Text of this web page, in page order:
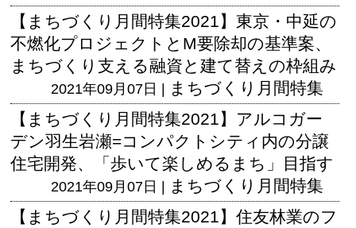
【まちづくり月間特集2021】東京・中延の
不燃化プロジェクトとM要除却の基準案、
まちづくり支える融資と建て替えの枠組み
2021年09月07日 | まちづくり月間特集
【まちづくり月間特集2021】アルコガー
デン羽生岩瀬=コンパクトシティ内の分譲
住宅開発、「歩いて楽しめるまち」目指す
2021年09月07日 | まちづくり月間特集
【まちづくり月間特集2021】住友林業のフ